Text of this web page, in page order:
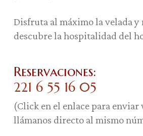
Disfruta al máximo la velada y
descubre la hospitalidad del
Reservaciones:
221 6 55 16 05
(Click en el enlace para
llámanos directo al mismo